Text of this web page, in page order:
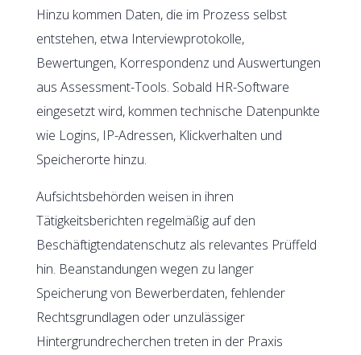
Hinzu kommen Daten, die im Prozess selbst
entstehen, etwa Interviewprotokolle,
Bewertungen, Korrespondenz und Auswertungen
aus Assessment-Tools. Sobald HR-Software
eingesetzt wird, kommen technische Datenpunkte
wie Logins, IP-Adressen, Klickverhalten und
Speicherorte hinzu.
Aufsichtsbehörden weisen in ihren
Tätigkeitsberichten regelmäßig auf den
Beschäftigtendatenschutz als relevantes Prüffeld
hin. Beanstandungen wegen zu langer
Speicherung von Bewerberdaten, fehlender
Rechtsgrundlagen oder unzulässiger
Hintergrundrecherchen treten in der Praxis